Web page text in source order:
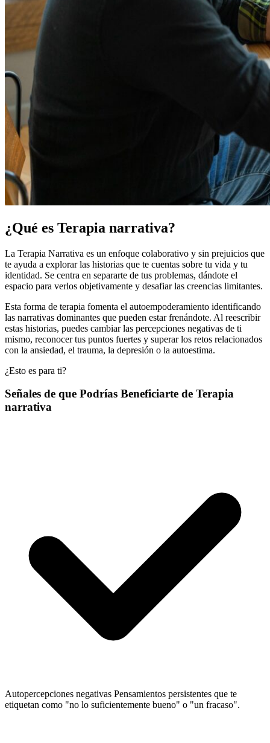
¿Qué es Terapia narrativa?
La Terapia Narrativa es un enfoque colaborativo y sin prejuicios que
te ayuda a explorar las historias que te cuentas sobre tu vida y tu
identidad. Se centra en separarte de tus problemas, dándote el
espacio para verlos objetivamente y desafiar las creencias limitantes.
Esta forma de terapia fomenta el autoempoderamiento identificando
las narrativas dominantes que pueden estar frenándote. Al reescribir
estas historias, puedes cambiar las percepciones negativas de ti
mismo, reconocer tus puntos fuertes y superar los retos relacionados
con la ansiedad, el trauma, la depresión o la autoestima.
¿Esto es para ti?
Señales de que Podrías Beneficiarte de Terapia
narrativa
Autopercepciones negativas Pensamientos persistentes que te
etiquetan como "no lo suficientemente bueno" o "un fracaso".